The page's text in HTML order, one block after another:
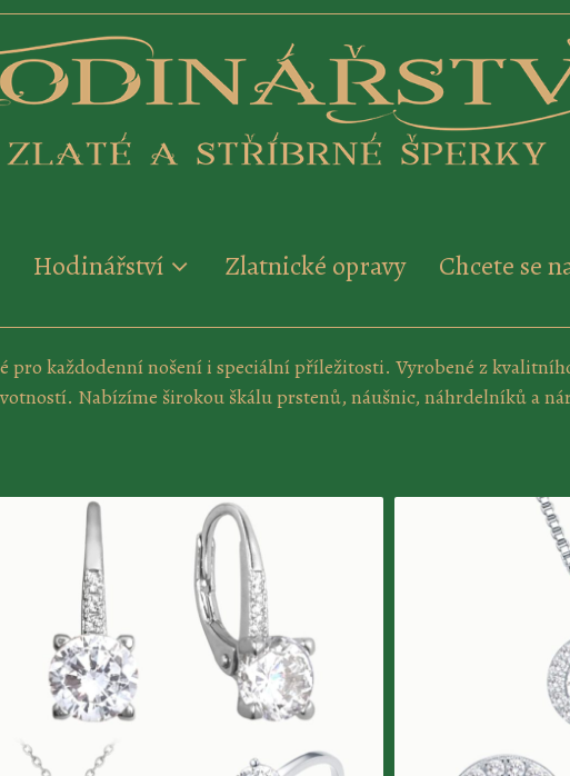
Hodinářství Zlatnické opravy Chcete se
pro každodenní nošení i speciální příležitosti. Vyrobené z
Nabízíme širokou škálu prstenů, náušnic, náhrdelníků a